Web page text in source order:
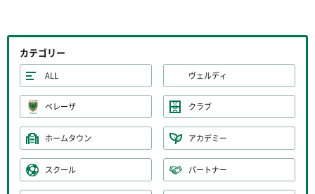
カテゴリー
ALL ヴェルディ
ベレーザ クラブ
ホームタウン アカデミー
スクール パートナー